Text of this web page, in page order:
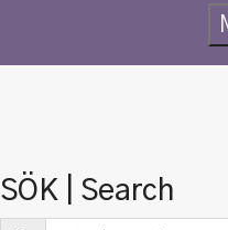
SÖK | Search